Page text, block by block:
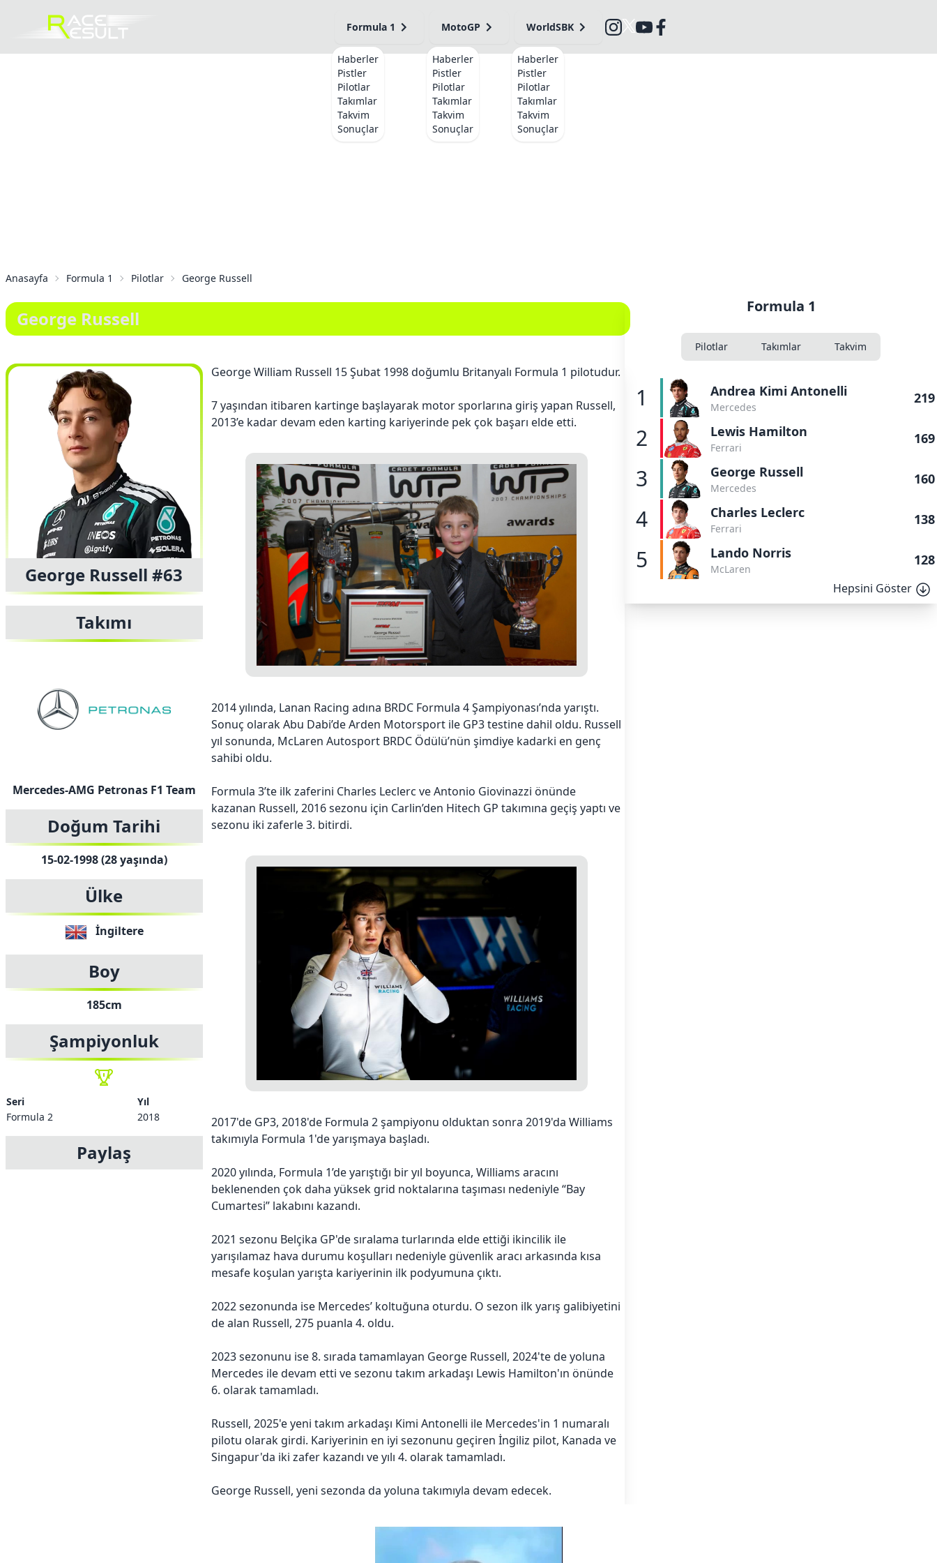
Formula 1
Haberler
Pistler
Pilotlar
Takımlar
Takvim
Sonuçlar
MotoGP
Haberler
Pistler
Pilotlar
Takımlar
Takvim
Sonuçlar
WorldSBK
Haberler
Pistler
Pilotlar
Takımlar
Takvim
Sonuçlar
Anasayfa Formula 1 Pilotlar George Russell
George Russell
George Russell #63
Takımı
Mercedes-AMG Petronas F1 Team
Doğum Tarihi
15-02-1998 (28 yaşında)
Ülke
İngiltere
Boy
185cm
Şampiyonluk
Seri
Yıl
Formula 2
2018
Paylaş
George William Russell 15 Şubat 1998 doğumlu Britanyalı Formula 1 pilotudur.
7 yaşından itibaren kartinge başlayarak motor sporlarına giriş yapan Russell,
2013’e kadar devam eden karting kariyerinde pek çok başarı elde etti.
2014 yılında, Lanan Racing adına BRDC Formula 4 Şampiyonası’nda yarıştı.
Sonuç olarak Abu Dabi’de Arden Motorsport ile GP3 testine dahil oldu. Russell
yıl sonunda, McLaren Autosport BRDC Ödülü’nün şimdiye kadarki en genç
sahibi oldu.
Formula 3’te ilk zaferini Charles Leclerc ve Antonio Giovinazzi önünde
kazanan Russell, 2016 sezonu için Carlin’den Hitech GP takımına geçiş yaptı ve
sezonu iki zaferle 3. bitirdi.
2017'de GP3, 2018'de Formula 2 şampiyonu olduktan sonra 2019'da Williams
takımıyla Formula 1'de yarışmaya başladı.
2020 yılında, Formula 1’de yarıştığı bir yıl boyunca, Williams aracını
beklenenden çok daha yüksek grid noktalarına taşıması nedeniyle “Bay
Cumartesi” lakabını kazandı.
2021 sezonu Belçika GP'de sıralama turlarında elde ettiği ikincilik ile
yarışılamaz hava durumu koşulları nedeniyle güvenlik aracı arkasında kısa
mesafe koşulan yarışta kariyerinin ilk podyumuna çıktı.
2022 sezonunda ise Mercedes’ koltuğuna oturdu. O sezon ilk yarış galibiyetini
de alan Russell, 275 puanla 4. oldu.
2023 sezonunu ise 8. sırada tamamlayan George Russell, 2024'te de yoluna
Mercedes ile devam etti ve sezonu takım arkadaşı Lewis Hamilton'ın önünde
6. olarak tamamladı.
Russell, 2025'e yeni takım arkadaşı Kimi Antonelli ile Mercedes'in 1 numaralı
pilotu olarak girdi. Kariyerinin en iyi sezonunu geçiren İngiliz pilot, Kanada ve
Singapur'da iki zafer kazandı ve yılı 4. olarak tamamladı.
George Russell, yeni sezonda da yoluna takımıyla devam edecek.
Formula 1
Pilotlar Takımlar Takvim
1 Andrea Kimi Antonelli
Mercedes
219
2 Lewis Hamilton
Ferrari
169
3 George Russell
Mercedes
160
4 Charles Leclerc
Ferrari
138
5 Lando Norris
McLaren
128
Hepsini Göster